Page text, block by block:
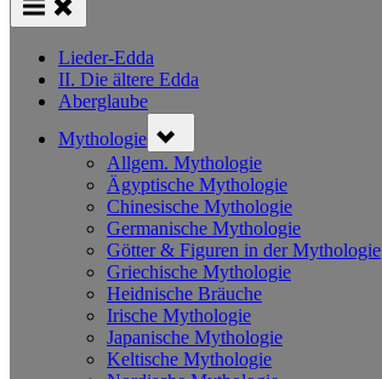
Lieder-Edda
II. Die ältere Edda
Aberglaube
Mythologie sub-
menu
Allgem. Mythologie
Ägyptische Mythologie
Chinesische Mythologie
Germanische Mythologie
Götter & Figuren in der Mythologie
Griechische Mythologie
Heidnische Bräuche
Irische Mythologie
Japanische Mythologie
Keltische Mythologie